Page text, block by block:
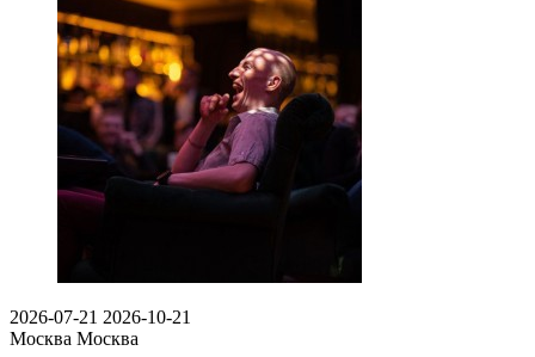
2026-07-21 2026-10-21
Москва Москва